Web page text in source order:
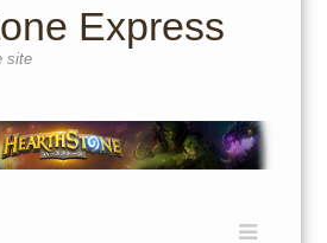
Express
site